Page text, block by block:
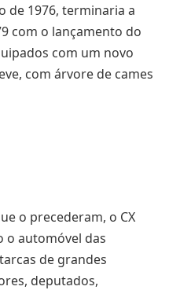
de 1976, terminaria a
com o lançamento do
com um novo
com árvore de cames
o precederam, o CX
o automóvel das
de grandes
deputados,